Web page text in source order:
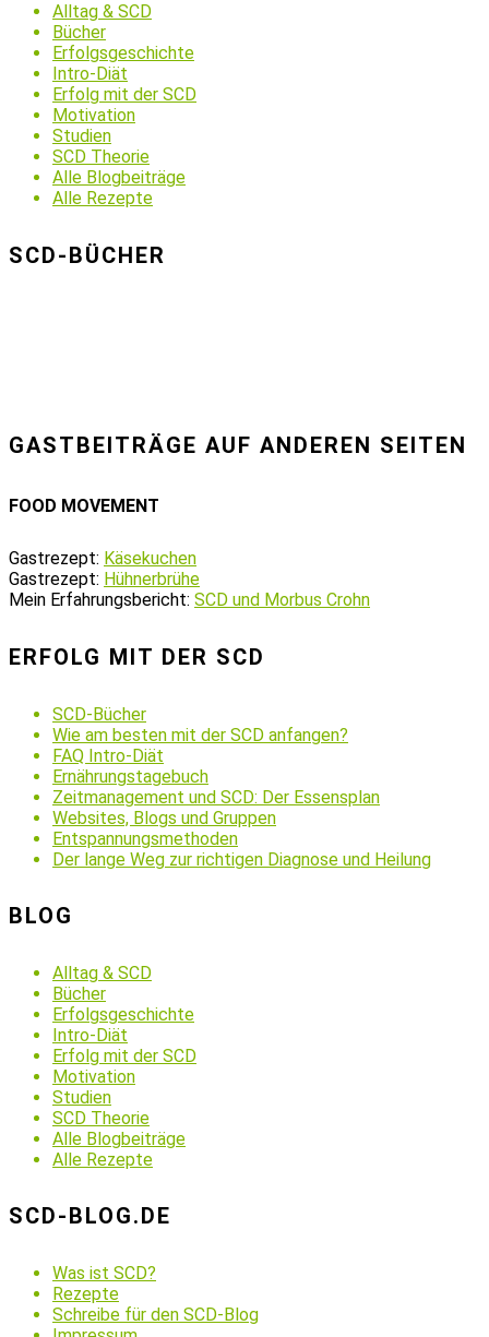
Alltag & SCD
Bücher
Erfolgsgeschichte
Intro-Diät
Erfolg mit der SCD
Motivation
Studien
SCD Theorie
Alle Blogbeiträge
Alle Rezepte
SCD-BÜCHER
GASTBEITRÄGE AUF ANDEREN SEITEN
FOOD MOVEMENT
Gastrezept: Käsekuchen
Gastrezept: Hühnerbrühe
Mein Erfahrungsbericht: SCD und Morbus Crohn
ERFOLG MIT DER SCD
SCD-Bücher
Wie am besten mit der SCD anfangen?
FAQ Intro-Diät
Ernährungstagebuch
Zeitmanagement und SCD: Der Essensplan
Websites, Blogs und Gruppen
Entspannungsmethoden
Der lange Weg zur richtigen Diagnose und Heilung
BLOG
Alltag & SCD
Bücher
Erfolgsgeschichte
Intro-Diät
Erfolg mit der SCD
Motivation
Studien
SCD Theorie
Alle Blogbeiträge
Alle Rezepte
SCD-BLOG.DE
Was ist SCD?
Rezepte
Schreibe für den SCD-Blog